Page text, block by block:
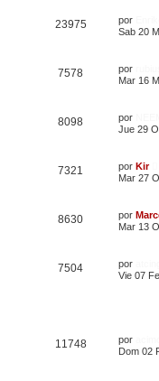
23975 por
Sab 20
7578 por
Mar 16
8098 por
Jue 29
7321 por Kir
Mar 27
8630 por
Mar 13
7504 por
Vie 07
11748 por
Dom 02